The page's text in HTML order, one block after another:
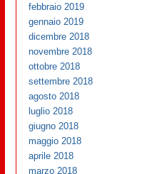
febbraio 2019
gennaio 2019
dicembre 2018
novembre 2018
ottobre 2018
settembre 2018
agosto 2018
luglio 2018
giugno 2018
maggio 2018
aprile 2018
marzo 2018